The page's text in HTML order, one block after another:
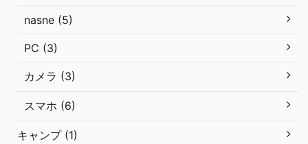
nasne (5)
PC (3)
カメラ (3)
スマホ (6)
キャンプ (1)